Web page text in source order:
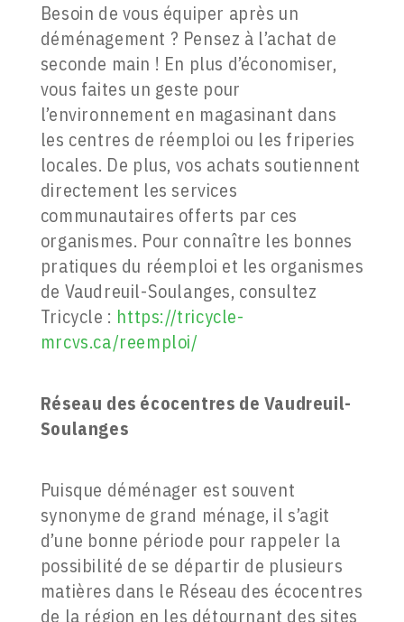
Besoin de vous équiper après un
déménagement ? Pensez à l’achat de
seconde main ! En plus d’économiser,
vous faites un geste pour
l’environnement en magasinant dans
les centres de réemploi ou les friperies
locales. De plus, vos achats soutiennent
directement les services
communautaires offerts par ces
organismes. Pour connaître les bonnes
pratiques du réemploi et les organismes
de Vaudreuil-Soulanges, consultez
Tricycle : https://tricycle-
mrcvs.ca/reemploi/
Réseau des écocentres de Vaudreuil-
Soulanges
Puisque déménager est souvent
synonyme de grand ménage, il s’agit
d’une bonne période pour rappeler la
possibilité de se départir de plusieurs
matières dans le Réseau des écocentres
de la région en les détournant des sites